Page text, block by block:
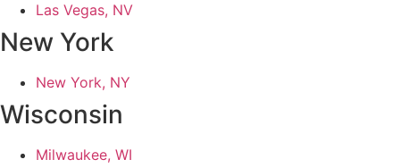
Las Vegas, NV
New York
New York, NY
Wisconsin
Milwaukee, WI